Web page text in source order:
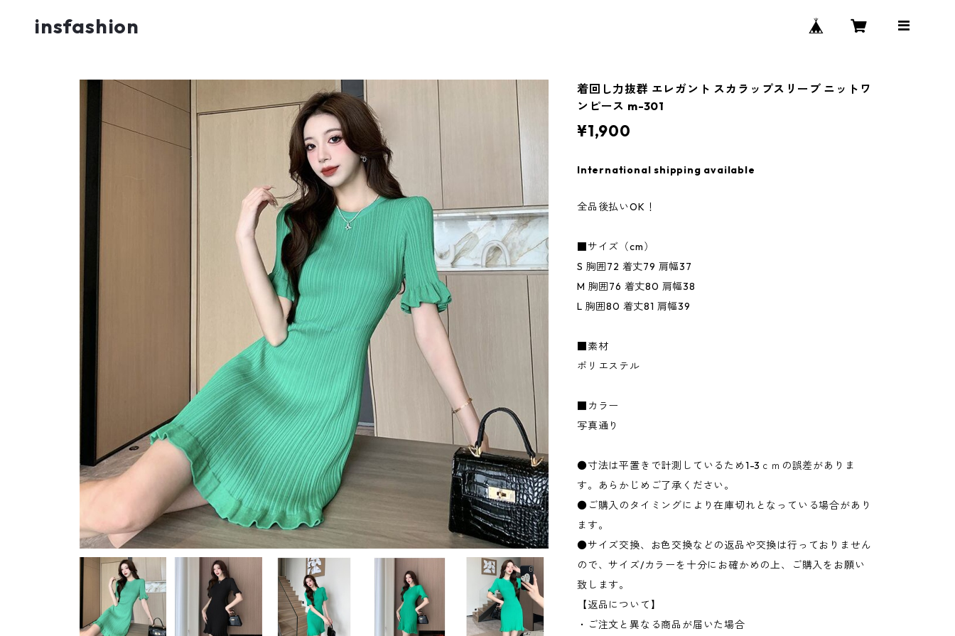
insfashion
着回し力抜群 エレガント スカラップスリーブ ニットワ
ンピース m-301
¥1,900
International shipping available
全品後払いOK！
■サイズ（cm）
S 胸囲72 着丈79 肩幅37
M 胸囲76 着丈80 肩幅38
L 胸囲80 着丈81 肩幅39
■素材
ポリエステル
■カラー
写真通り
●寸法は平置きで計測しているため1-3ｃｍの誤差がありま
す。あらかじめご了承ください。
●ご購入のタイミングにより在庫切れとなっている場合があり
ます。
●サイズ交換、お色交換などの返品や交換は行っておりません
ので、サイズ/カラーを十分にお確かめの上、ご購入をお願い
致します。
【返品について】
・ご注文と異なる商品が届いた場合